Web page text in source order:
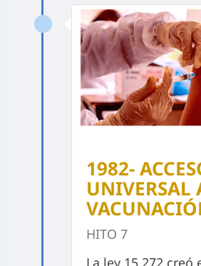
1982-
UNIVERSAL
HITO 7
La ley 15.272 creó